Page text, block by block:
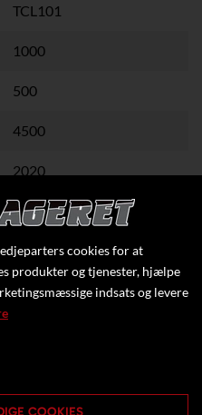
TCL101
1000
500
4500
2020
specifikationer
cookies for at
produkter og tjenester, hjælpe
indsats og levere
COOKIES